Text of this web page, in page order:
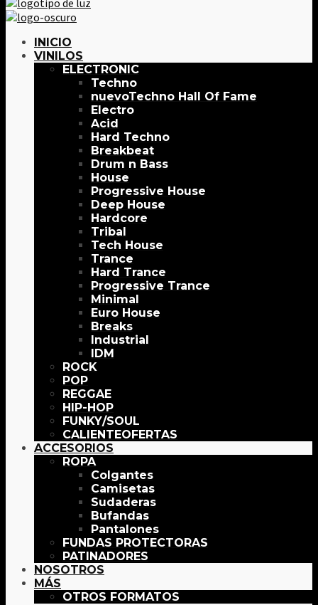
INICIO
VINILOS
ELECTRONIC
Techno
Techno Hall Of Fame
Electro
Acid
Hard Techno
Breakbeat
Drum n Bass
House
Progressive House
Deep House
Hardcore
Tribal
Tech House
Trance
Hard Trance
Progressive Trance
Minimal
Euro House
Breaks
Industrial
IDM
ROCK
POP
REGGAE
HIP-HOP
FUNKY/SOUL
OFERTAS
ACCESORIOS
ROPA
Colgantes
Camisetas
Sudaderas
Bufandas
Pantalones
FUNDAS PROTECTORAS
PATINADORES
NOSOTROS
MÁS
OTROS FORMATOS